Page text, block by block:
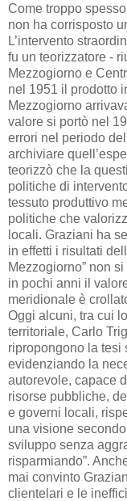
Come troppo
non ha corrisposto
L’intervento
fu un teorizzatore -
Mezzogiorno e
nel 1951 il prodotto
Mezzogiorno
valore si portò nel
errori nel periodo
archiviare
teorizzò che la
politiche di
tessuto produttivo
politiche che
locali. Graziani ha
in effetti i risultati
Mezzogiorno” non
in pochi anni il
meridionale è
Oggi alcuni, tra cui
territoriale, Carlo
ripropongono la tesi
evidenziando la
autorevole, capace
risorse pubbliche,
e governi locali,
una visione
sviluppo senza
risparmiando”.
mai convinto
clientelari e le